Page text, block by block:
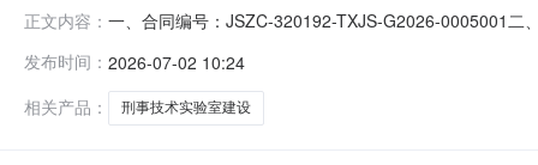
正文内容： 一、合同编号：JSZC-320192-TXJS-G2026-0005001二
同主体采购人（甲方）：南京市公安局江北新区分局地
发布时间： 2026-07-02 10:24
相关产品：
刑事技术实验室建设